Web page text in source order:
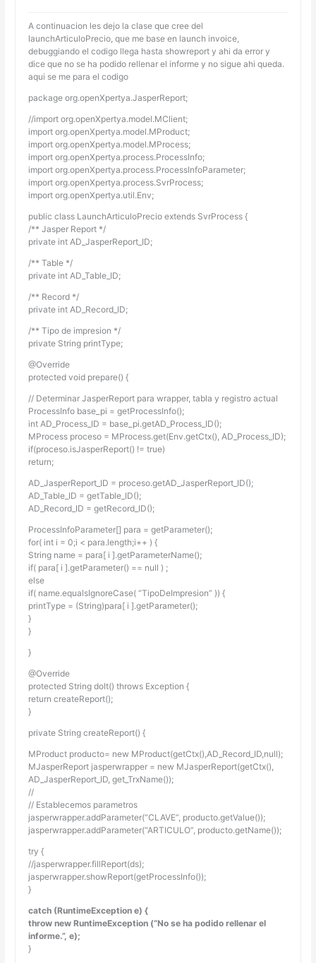
A continuacion les dejo la clase que cree del
launchArticuloPrecio, que me base en launch invoice,
debuggiando el codigo llega hasta showreport y ahi da error y
dice que no se ha podido rellenar el informe y no sigue ahi queda.
aqui se me para el codigo
package org.openXpertya.JasperReport;
//import org.openXpertya.model.MClient;
import org.openXpertya.model.MProduct;
import org.openXpertya.model.MProcess;
import org.openXpertya.process.ProcessInfo;
import org.openXpertya.process.ProcessInfoParameter;
import org.openXpertya.process.SvrProcess;
import org.openXpertya.util.Env;
public class LaunchArticuloPrecio extends SvrProcess {
/** Jasper Report */
private int AD_JasperReport_ID;
/** Table */
private int AD_Table_ID;
/** Record */
private int AD_Record_ID;
/** Tipo de impresion */
private String printType;
@Override
protected void prepare() {
// Determinar JasperReport para wrapper, tabla y registro actual
ProcessInfo base_pi = getProcessInfo();
int AD_Process_ID = base_pi.getAD_Process_ID();
MProcess proceso = MProcess.get(Env.getCtx(), AD_Process_ID);
if(proceso.isJasperReport() != true)
return;
AD_JasperReport_ID = proceso.getAD_JasperReport_ID();
AD_Table_ID = getTable_ID();
AD_Record_ID = getRecord_ID();
ProcessInfoParameter[] para = getParameter();
for( int i = 0;i < para.length;i++ ) {
String name = para[ i ].getParameterName();
if( para[ i ].getParameter() == null ) ;
else
if( name.equalsIgnoreCase( “TipoDeImpresion” )) {
printType = (String)para[ i ].getParameter();
}
}
}
@Override
protected String doIt() throws Exception {
return createReport();
}
private String createReport() {
MProduct producto= new MProduct(getCtx(),AD_Record_ID,null);
MJasperReport jasperwrapper = new MJasperReport(getCtx(),
AD_JasperReport_ID, get_TrxName());
//
// Establecemos parametros
jasperwrapper.addParameter(“CLAVE”, producto.getValue());
jasperwrapper.addParameter(“ARTICULO”, producto.getName());
try {
//jasperwrapper.fillReport(ds);
jasperwrapper.showReport(getProcessInfo());
}
catch (RuntimeException e) {
throw new RuntimeException (“No se ha podido rellenar el
informe.”, e);
}